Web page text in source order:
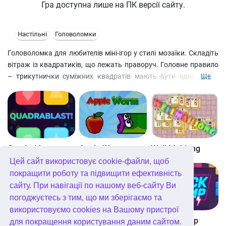
Цей сайт використовує cookie-файли, щоб
покращити роботу та підвищити ефективність
сайту. При навігації по нашому веб-сайту Ви
погоджуєтесь з тим, що ми зберігаємо та
використовуємо cookies на Вашому пристрої
для покращення користування даним сайтом.
Гра доступна лише на ПК версії сайту.
Настільні Головоломки
Головоломка для любителів міні-ігор у стилі мозаїки. Складіть
вітраж із квадратиків, що лежать праворуч. Головне правило
– трикутнички суміжних квадратів мають бути однакового
Ще
Quadrablast Apple Worm Well Mahjong
Digitz! The Daily Diagonal Sudoku Block Champ